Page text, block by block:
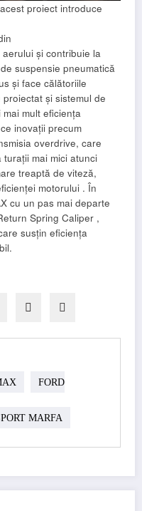
proiect introduce
și contribuie la
suspensie pneumatică
și face călătoriile
și sistemul de
mult eficiența
inovații precum
overdrive, care
mai mici atunci
treaptă de viteză,
motorului . În
cu un pas mai departe
Spring Caliper ,
susțin eficiența
FORD
MARFA